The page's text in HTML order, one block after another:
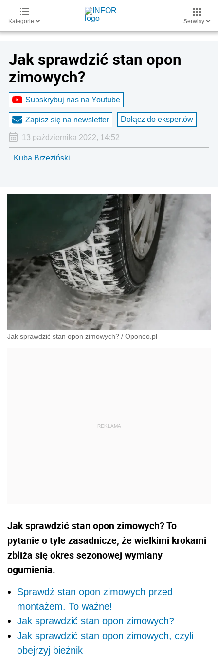
Kategorie Serwisy
Jak sprawdzić stan opon
zimowych?
Subskrybuj nas na Youtube
Zapisz się na newsletter Dołącz do ekspertów
13 października 2022, 14:52
Kuba Brzeziński
Jak sprawdzić stan opon zimowych? / Oponeo.pl
Jak sprawdzić stan opon zimowych? To
pytanie o tyle zasadnicze, że wielkimi krokami
zbliża się okres sezonowej wymiany
ogumienia.
Sprawdź stan opon zimowych przed
montażem. To ważne!
Jak sprawdzić stan opon zimowych?
Jak sprawdzić stan opon zimowych, czyli
obejrzyj bieżnik